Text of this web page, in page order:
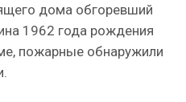
дома обгоревший
1962 года рождения
пожарные обнаружили